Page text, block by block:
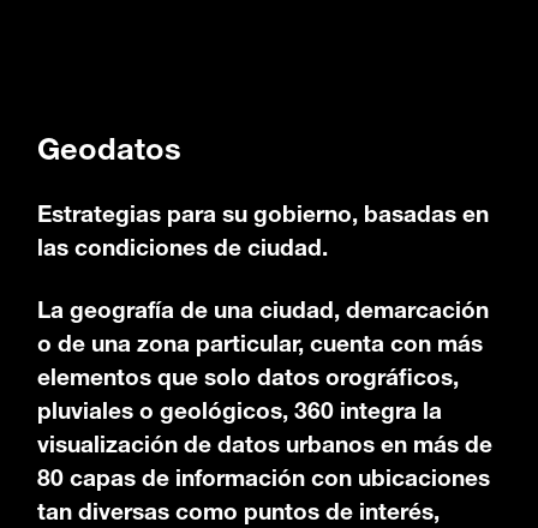
Geodatos
Estrategias para su gobierno, basadas en
las condiciones de ciudad.
La geografía de una ciudad, demarcación
o de una zona particular, cuenta con más
elementos que solo datos orográficos,
pluviales o geológicos, 360 integra la
visualización de datos urbanos en más de
80 capas de información con ubicaciones
tan diversas como puntos de interés,